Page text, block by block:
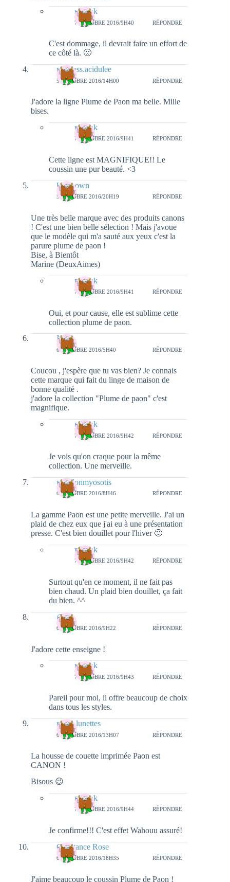
natieak
7 OCTOBRE 2016/9H40 RÉPONDRE
C'est dommage, il devrait faire un effort de
ce côté là. 🙁
princess.acidulee
5 OCTOBRE 2016/14H00 RÉPONDRE
J'adore la ligne Plume de Paon ma belle. Mille
bises.
natieak
7 OCTOBRE 2016/9H41 RÉPONDRE
Cette ligne est MAGNIFIQUE!! Le
coussin une pur beauté. <3
Unknown
5 OCTOBRE 2016/20H19 RÉPONDRE
Une très belle marque avec des produits canons
! C'est une bien belle sélection ! Mais j'avoue
que le modèle qui m'a sauté aux yeux c'est la
parure plume de paon !
Bise, à Bientôt
Marine (DeuxAimes)
natieak
7 OCTOBRE 2016/9H41 RÉPONDRE
Oui, et pour cause, elle est sublime cette
collection plume de paon.
Nina
6 OCTOBRE 2016/5H40 RÉPONDRE
Coucou , j'espère que tu vas bien? Je connais
cette marque qui fait du linge de maison de
bonne qualité .
j'adore la collection "Plume de paon" c'est
magnifique.
natieak
7 OCTOBRE 2016/9H42 RÉPONDRE
Je vois qu'on craque pour la même
collection. Une merveille.
papillonmyosotis
6 OCTOBRE 2016/8H46 RÉPONDRE
La gamme Paon est une petite merveille. J'ai un
plaid de chez eux que j'ai eu à une présentation
presse. C'est bien douillet pour l'hiver 🙂
natieak
7 OCTOBRE 2016/9H42 RÉPONDRE
Surtout qu'en ce moment, il ne fait pas
bien chaud. Un plaid bien douillet, ça fait
du bien. ^^
@
6 OCTOBRE 2016/9H22 RÉPONDRE
J'adore cette enseigne !
natieak
7 OCTOBRE 2016/9H43 RÉPONDRE
Pareil pour moi, il offre beaucoup de choix
dans tous les styles.
melle lunettes
6 OCTOBRE 2016/13H07 RÉPONDRE
La housse de couette imprimée Paon est
CANON !
Bisous 😉
natieak
7 OCTOBRE 2016/9H44 RÉPONDRE
Je confirme!!! C'est effet Wahouu assuré!
Constance Rose
6 OCTOBRE 2016/18H35 RÉPONDRE
J'aime beaucoup le coussin Plume de Paon !